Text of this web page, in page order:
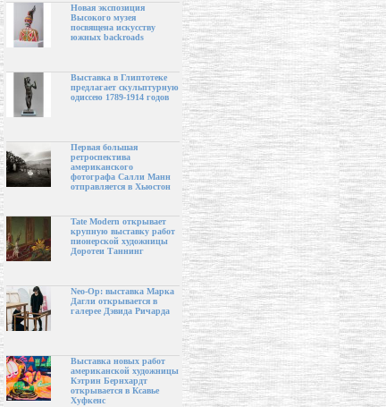
Новая экспозиция
Высокого музея
посвящена искусству
южных backroads
Выставка в Глиптотеке
предлагает скульптурную
одиссею 1789-1914 годов
Первая большая
ретроспектива
американского
фотографа Салли Манн
отправляется в Хьюстон
Tate Modern открывает
крупную выставку работ
пионерской художницы
Доротеи Таннинг
Neo-Op: выставка Марка
Дагли открывается в
галерее Дэвида Ричарда
Выставка новых работ
американской художницы
Кэтрин Бернхардт
открывается в Ксавье
Хуфкенс